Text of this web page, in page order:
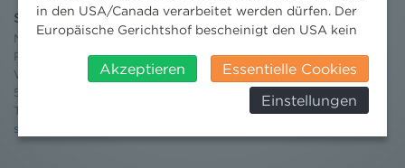
Salzburg
Niederhuber & Partner
Rechtsanwälte GmbH
Wilhelm-Spazier-Straße 2a
5020 Salzburg
T:
salzburg@nhp.eu
in den USA/Canada verarbeitet werden dürfen. Der
Europäische Gerichtshof bescheinigt den USA kein
insbesondere das Risiko, dass ihre Daten durch US-
Behörden, zu Kontroll- und zu
Überwachungszwecken, verarbeitet werden und
werden können. Zudem finden Sie am
Akzeptieren
Essentielle Cookies
Einstellungen